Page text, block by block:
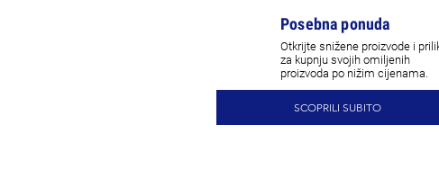
Posebna ponuda
Otkrijte snižene proizvode i
za kupnju svojih omiljenih
proizvoda po nižim cijenama.
SCOPRILI SUBITO